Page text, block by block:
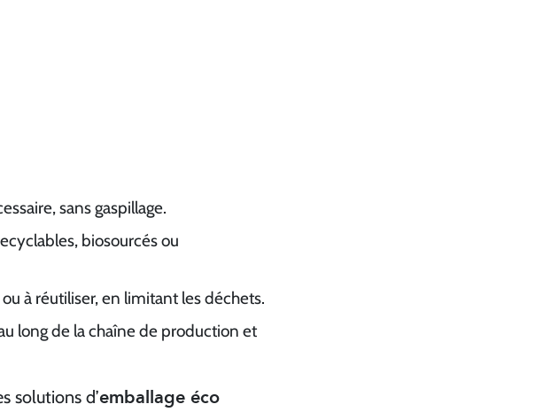
sans gaspillage.
biosourcés ou
à réutiliser, en limitant les déchets.
long de la chaîne de production et
solutions d’emballage éco